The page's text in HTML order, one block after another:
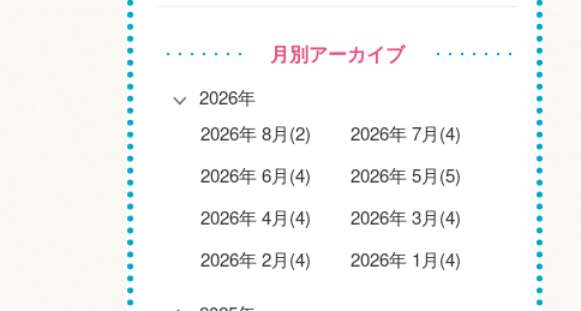
月別アーカイブ
2026年
2026年 8月(2)
2026年 7月(4)
2026年 6月(4)
2026年 5月(5)
2026年 4月(4)
2026年 3月(4)
2026年 2月(4)
2026年 1月(4)